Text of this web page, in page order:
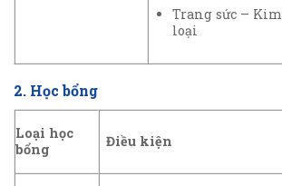
Trang sức – Kim
loại
2. Học bổng
Loại học
bổng
Điều kiện